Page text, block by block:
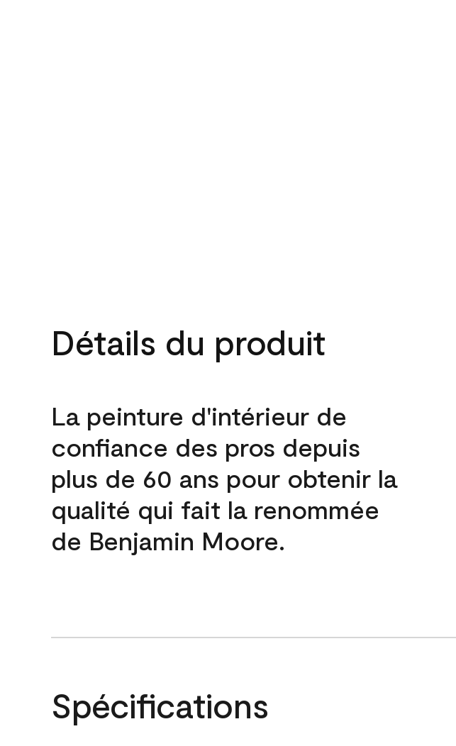
Détails du produit
La peinture d'intérieur de
confiance des pros depuis
plus de 60 ans pour obtenir la
qualité qui fait la renommée
de Benjamin Moore.
Spécifications